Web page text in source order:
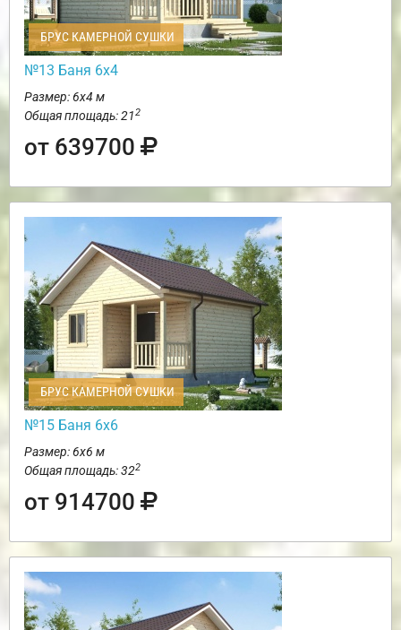
БРУС КАМЕРНОЙ СУШКИ
№13 Баня 6х4
Размер: 6х4 м
Общая площадь: 212
от 639700
БРУС КАМЕРНОЙ СУШКИ
№15 Баня 6х6
Размер: 6х6 м
Общая площадь: 322
от 914700